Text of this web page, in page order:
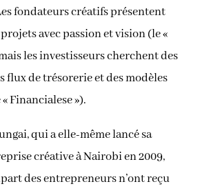
fondateurs créatifs présentent
avec passion et vision (le «
les investisseurs cherchent des
flux de trésorerie et des modèles
Financialese »).
qui a elle-même lancé sa
créative à Nairobi en 2009,
des entrepreneurs n’ont reçu